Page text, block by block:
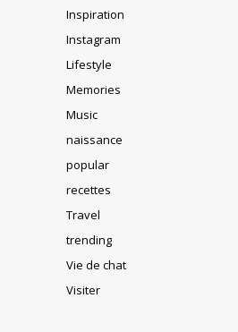
Inspiration
Instagram
Lifestyle
Memories
Music
naissance
popular
recettes
Travel
trending
Vie de chat
Visiter